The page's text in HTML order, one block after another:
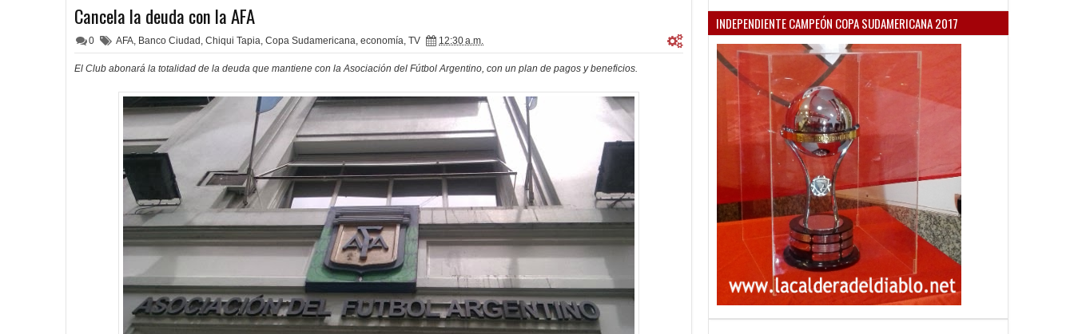
Cancela la deuda con la AFA
0 AFA, Banco Ciudad , Chiqui Tapia, Copa Sudamericana, economía, TV 12:30 a.m.
El Club abonará la totalidad de la deuda que mantiene con la Asociación del Fútbol Argentino, con un plan de pagos y beneficios.
INDEPENDIENTE CAMPEÓN COPA SUDAMERICANA 2017